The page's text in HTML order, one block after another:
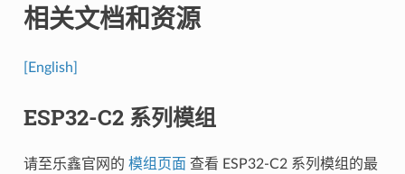
相关文档和资源
[English]
ESP32-C2 系列模组
请至乐鑫官网的 模组页面 查看 ESP32-C2 系列模组的最